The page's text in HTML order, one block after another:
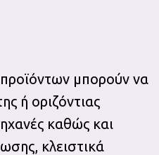
μπορούν να
ή οριζόντιας
καθώς και
κλειστικά